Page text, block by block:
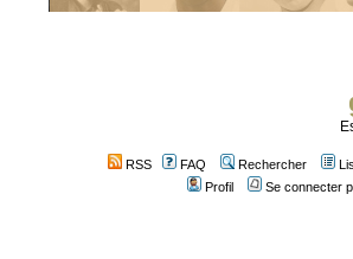
RSS FAQ Rechercher
Profil
Se connecter